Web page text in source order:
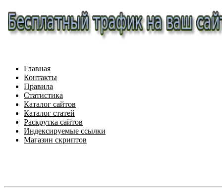
Главная
Контакты
Правила
Статистика
Каталог сайтов
Каталог статей
Раскрутка сайтов
Индексируемые ссылки
Магазин скриптов